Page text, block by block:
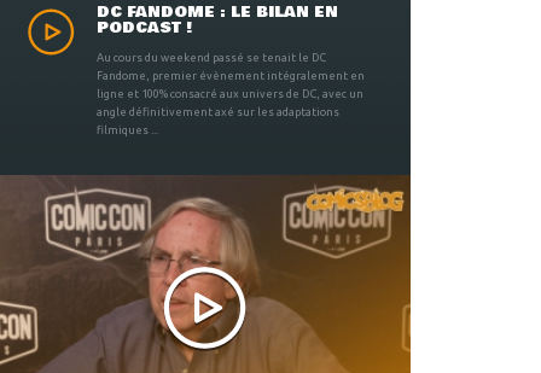
DC FANDOME : LE BILAN EN
PODCAST !
Au cours du weekend passé se tenait le DC
Fandome, premier évènement intégralement en
ligne et 100% consacré aux univers de DC, avec un
angle définitivement axé sur les adaptations
filmiques ...